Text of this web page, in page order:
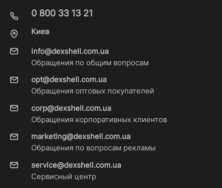
0 800 33 13 21
Киев
info@dexshell.com.ua
Обращения по общим вопросам
opt@dexshell.com.ua
Обращения оптовых покупателей
corp@dexshell.com.ua
Обращения корпоративных клиентов
marketing@dexshell.com.ua
Обращения по вопросам рекламы
service@dexshell.com.ua
Сервисный центр